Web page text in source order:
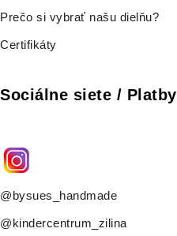
Prečo si vybrať našu dielňu?
Certifikáty
Sociálne siete / Platby
@bysues_handmade
@kindercentrum_zilina